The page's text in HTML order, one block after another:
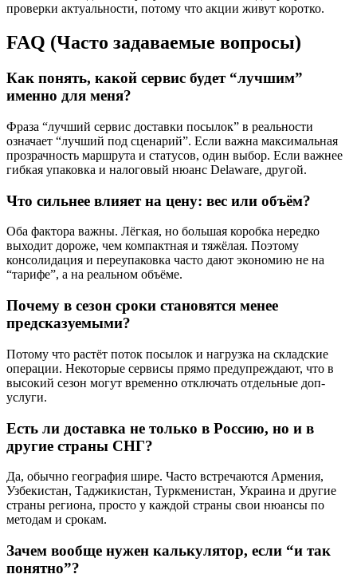
проверки актуальности, потому что акции живут коротко.
FAQ (Часто задаваемые вопросы)
Как понять, какой сервис будет “лучшим”
именно для меня?
Фраза “лучший сервис доставки посылок” в реальности
означает “лучший под сценарий”. Если важна максимальная
прозрачность маршрута и статусов, один выбор. Если важнее
гибкая упаковка и налоговый нюанс Delaware, другой.
Что сильнее влияет на цену: вес или объём?
Оба фактора важны. Лёгкая, но большая коробка нередко
выходит дороже, чем компактная и тяжёлая. Поэтому
консолидация и переупаковка часто дают экономию не на
“тарифе”, а на реальном объёме.
Почему в сезон сроки становятся менее
предсказуемыми?
Потому что растёт поток посылок и нагрузка на складские
операции. Некоторые сервисы прямо предупреждают, что в
высокий сезон могут временно отключать отдельные доп-
услуги.
Есть ли доставка не только в Россию, но и в
другие страны СНГ?
Да, обычно география шире. Часто встречаются Армения,
Узбекистан, Таджикистан, Туркменистан, Украина и другие
страны региона, просто у каждой страны свои нюансы по
методам и срокам.
Зачем вообще нужен калькулятор, если “и так
понятно”?